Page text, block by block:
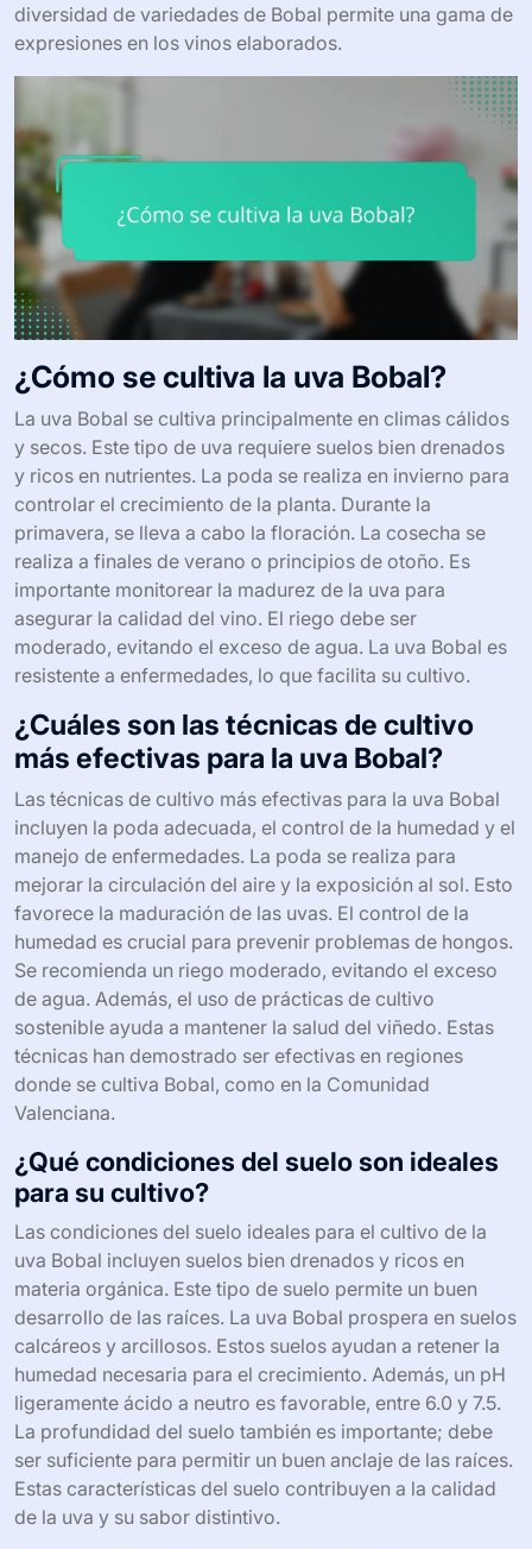
diversidad de variedades de Bobal permite una gama de
expresiones en los vinos elaborados.
¿Cómo se cultiva la uva Bobal?
La uva Bobal se cultiva principalmente en climas cálidos
y secos. Este tipo de uva requiere suelos bien drenados
y ricos en nutrientes. La poda se realiza en invierno para
controlar el crecimiento de la planta. Durante la
primavera, se lleva a cabo la floración. La cosecha se
realiza a finales de verano o principios de otoño. Es
importante monitorear la madurez de la uva para
asegurar la calidad del vino. El riego debe ser
moderado, evitando el exceso de agua. La uva Bobal es
resistente a enfermedades, lo que facilita su cultivo.
¿Cuáles son las técnicas de cultivo
más efectivas para la uva Bobal?
Las técnicas de cultivo más efectivas para la uva Bobal
incluyen la poda adecuada, el control de la humedad y el
manejo de enfermedades. La poda se realiza para
mejorar la circulación del aire y la exposición al sol. Esto
favorece la maduración de las uvas. El control de la
humedad es crucial para prevenir problemas de hongos.
Se recomienda un riego moderado, evitando el exceso
de agua. Además, el uso de prácticas de cultivo
sostenible ayuda a mantener la salud del viñedo. Estas
técnicas han demostrado ser efectivas en regiones
donde se cultiva Bobal, como en la Comunidad
Valenciana.
¿Qué condiciones del suelo son ideales
para su cultivo?
Las condiciones del suelo ideales para el cultivo de la
uva Bobal incluyen suelos bien drenados y ricos en
materia orgánica. Este tipo de suelo permite un buen
desarrollo de las raíces. La uva Bobal prospera en suelos
calcáreos y arcillosos. Estos suelos ayudan a retener la
humedad necesaria para el crecimiento. Además, un pH
ligeramente ácido a neutro es favorable, entre 6.0 y 7.5.
La profundidad del suelo también es importante; debe
ser suficiente para permitir un buen anclaje de las raíces.
Estas características del suelo contribuyen a la calidad
de la uva y su sabor distintivo.